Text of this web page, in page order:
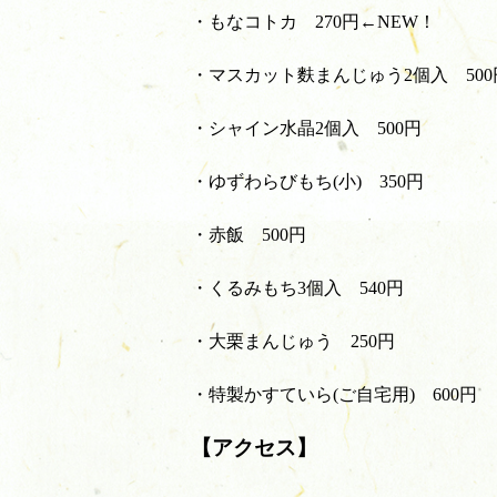
・もなコトカ 270円←NEW！
・マスカット麩まんじゅう2個入 500
・シャイン水晶2個入 500円
・ゆずわらびもち(小) 350円
・赤飯 500円
・くるみもち3個入 540円
・大栗まんじゅう 250円
・特製かすていら(ご自宅用) 600円
【アクセス】